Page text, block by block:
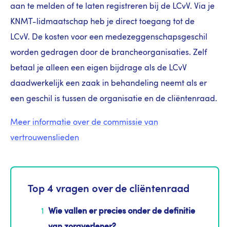
aan te melden of te laten registreren bij de LCvV. Via je
KNMT-lidmaatschap heb je direct toegang tot de
LCvV. De kosten voor een medezeggenschapsgeschil
worden gedragen door de brancheorganisaties. Zelf
betaal je alleen een eigen bijdrage als de LCvV
daadwerkelijk een zaak in behandeling neemt als er
een geschil is tussen de organisatie en de cliëntenraad.
Meer informatie over de commissie van
vertrouwenslieden
Top 4 vragen over de cliëntenraad
Wie vallen er precies onder de definitie